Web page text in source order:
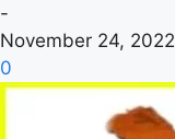
-
November 24, 2022
0